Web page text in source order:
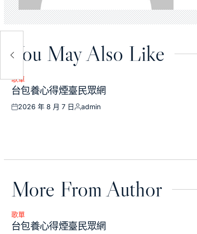
You May Also Like
Posted
in
歌單
台包養心得煙臺民眾網
Posted
2026 年 8 月 7 日
Posted
admin
More From Author
Posted
in
歌單
台包養心得煙臺民眾網